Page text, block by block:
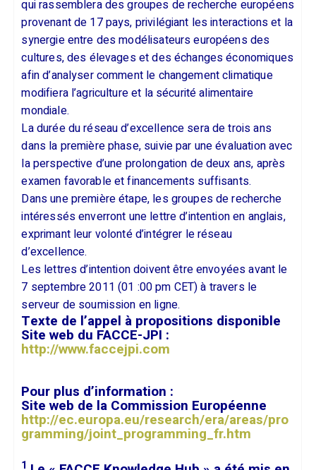
qui rassemblera des groupes de recherche européens
provenant de 17 pays, privilégiant les interactions et la
synergie entre des modélisateurs européens des
cultures, des élevages et des échanges économiques
afin d’analyser comment le changement climatique
modifiera l’agriculture et la sécurité alimentaire
mondiale.
La durée du réseau d’excellence sera de trois ans
dans la première phase, suivie par une évaluation avec
la perspective d’une prolongation de deux ans, après
examen favorable et financements suffisants.
Dans une première étape, les groupes de recherche
intéressés enverront une lettre d’intention en anglais,
exprimant leur volonté d’intégrer le réseau
d’excellence.
Les lettres d’intention doivent être envoyées avant le
7 septembre 2011 (01 :00 pm CET) à travers le
serveur de soumission en ligne.
Texte de l’appel à propositions disponible
Site web du FACCE-JPI :
http://www.faccejpi.com
Pour plus d’information :
Site web de la Commission Européenne
http://ec.europa.eu/research/era/areas/pro
gramming/joint_programming_fr.htm
1